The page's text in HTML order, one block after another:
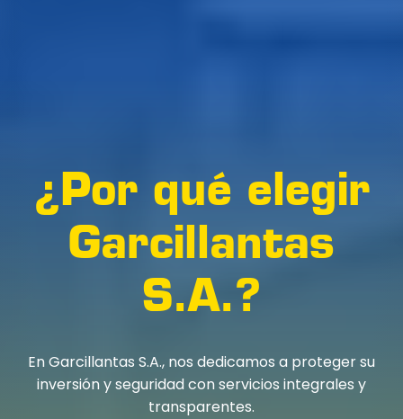
¿Por qué elegir
Garcillantas
S.A.?
En Garcillantas S.A., nos dedicamos a proteger su
inversión y seguridad con servicios integrales y
transparentes.